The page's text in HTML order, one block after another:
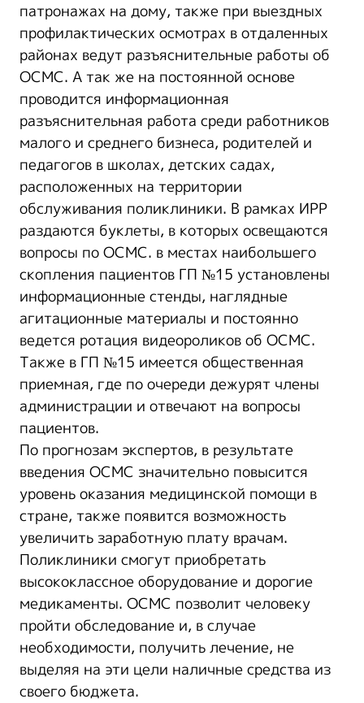
патронажах на дому, также при выездных
профилактических осмотрах в отдаленных
районах ведут разъяснительные работы об
ОСМС. А так же на постоянной основе
проводится информационная
разъяснительная работа среди работников
малого и среднего бизнеса, родителей и
педагогов в школах, детских садах,
расположенных на территории
обслуживания поликлиники. В рамках ИРР
раздаются буклеты, в которых освещаются
вопросы по ОСМС. в местах наибольшего
скопления пациентов ГП №15 установлены
информационные стенды, наглядные
агитационные материалы и постоянно
ведется ротация видеороликов об ОСМС.
Также в ГП №15 имеется общественная
приемная, где по очереди дежурят члены
администрации и отвечают на вопросы
пациентов.
По прогнозам экспертов, в результате
введения ОСМС значительно повысится
уровень оказания медицинской помощи в
стране, также появится возможность
увеличить заработную плату врачам.
Поликлиники смогут приобретать
высококлассное оборудование и дорогие
медикаменты. ОСМС позволит человеку
пройти обследование и, в случае
необходимости, получить лечение, не
выделяя на эти цели наличные средства из
своего бюджета.